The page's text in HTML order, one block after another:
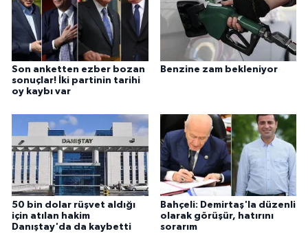
Son anketten ezber bozan
sonuçlar! İki partinin tarihi
oy kaybı var
Benzine zam bekleniyor
50 bin dolar rüşvet aldığı
için atılan hakim
Danıştay'da da kaybetti
Bahçeli: Demirtaş'la düzenli
olarak görüşür, hatırını
sorarım